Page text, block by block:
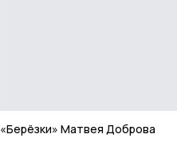
«Берёзки» Матвея Доброва